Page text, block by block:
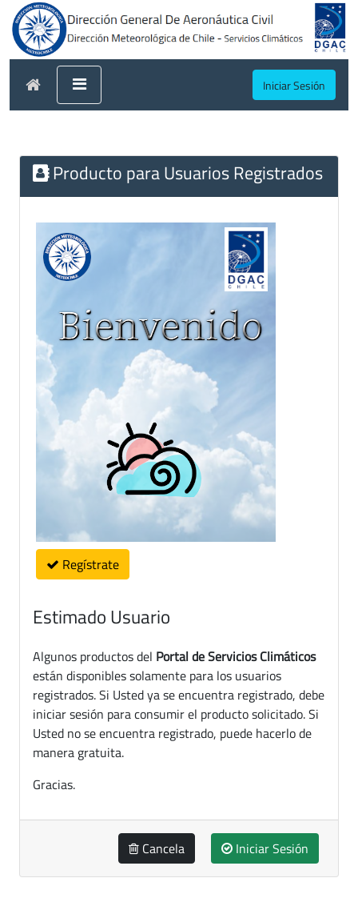
Iniciar Sesión
Producto para Usuarios Registrados
Regístrate
Estimado Usuario
Algunos productos del Portal de Servicios Climáticos
están disponibles solamente para los usuarios
registrados. Si Usted ya se encuentra registrado, debe
iniciar sesión para consumir el producto solicitado. Si
Usted no se encuentra registrado, puede hacerlo de
manera gratuita.
Gracias.
Cancela Iniciar Sesión